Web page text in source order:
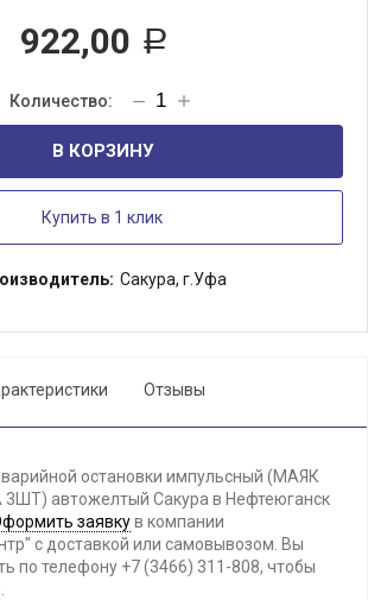
922,00 Р
В КОРЗИНУ
Купить в 1 клик
Сакура, г.Уфа
Отзывы
остановки импульсный (МАЯК
автожелтый Сакура в Нефтеюганск
заявкув компании
с доставкой или самовывозом. Вы
по телефону +7 (3466) 311-808, чтобы